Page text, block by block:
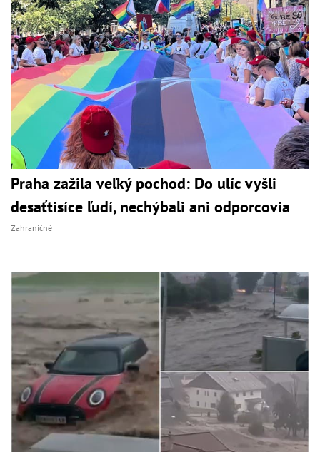
Praha zažila veľký pochod: Do ulíc vyšli
desaťtisíce ľudí, nechýbali ani odporcovia
Zahraničné